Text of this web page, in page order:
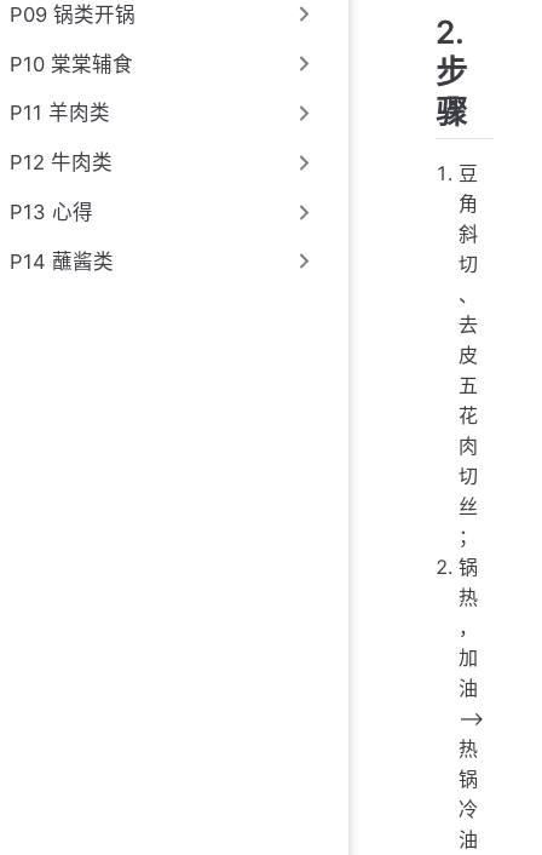
P09 锅类开锅
P10 棠棠辅食
P11 羊肉类
P12 牛肉类
P13 心得
P14 蘸酱类
2.
步
骤
豆
角
斜
切
、
去
皮
五
花
肉
切
丝
；
锅
热
，
加
油
——>
热
锅
冷
油